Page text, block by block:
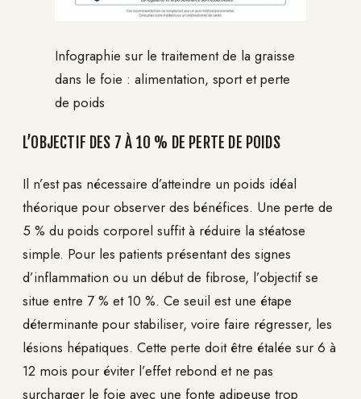
Infographie sur le traitement de la graisse
dans le foie : alimentation, sport et perte
de poids
L’OBJECTIF DES 7 À 10 % DE PERTE DE POIDS
Il n’est pas nécessaire d’atteindre un poids idéal
théorique pour observer des bénéfices. Une perte de
5 % du poids corporel suffit à réduire la stéatose
simple. Pour les patients présentant des signes
d’inflammation ou un début de fibrose, l’objectif se
situe entre 7 % et 10 %. Ce seuil est une étape
déterminante pour stabiliser, voire faire régresser, les
lésions hépatiques. Cette perte doit être étalée sur 6 à
12 mois pour éviter l’effet rebond et ne pas
surcharger le foie avec une fonte adipeuse trop